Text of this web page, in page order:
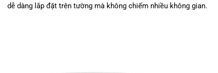
dễ dàng lắp đặt trên tường mà không chiếm nhiều không gian.